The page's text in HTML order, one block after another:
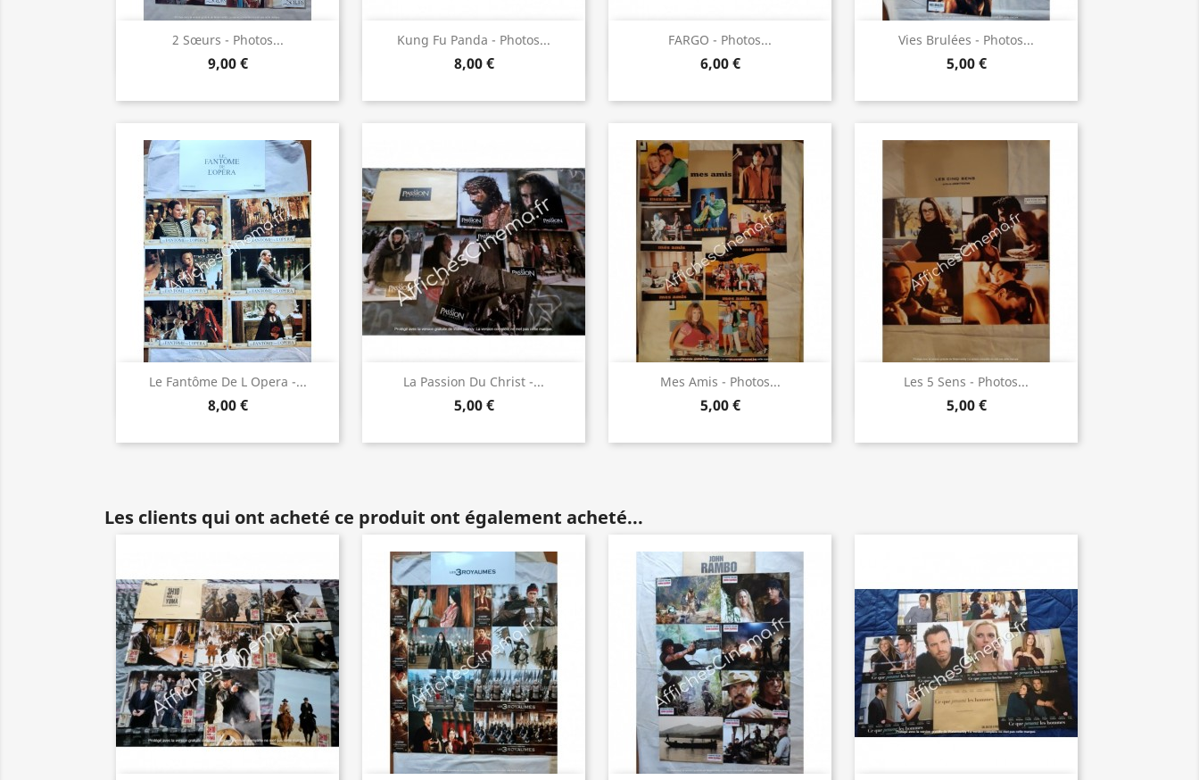
2 Sœurs - Photos...
9,00 €
Aperçu rapide Kung Fu Panda - Photos...
8,00 €
Aperçu rapide FARGO - Photos...
6,00 €
Aperçu rapide Vies Brulées - Photos...
5,00 €
Aperçu rapide
Le Fantôme De L Opera -...
8,00 €
Aperçu rapide La Passion Du Christ -...
5,00 €
Aperçu rapide Mes Amis - Photos...
5,00 €
Aperçu rapide Les 5 Sens - Photos...
5,00 €
 Aperçu rapide
Les clients qui ont acheté ce produit ont également acheté...